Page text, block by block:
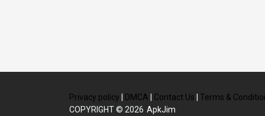
Privacy policy DMCA Contact Us Terms &
COPYRIGHT © 2026 ApkJim